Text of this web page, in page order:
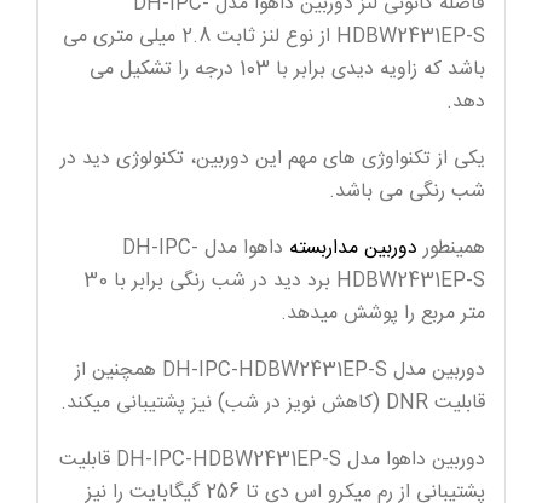
HDBW2431EP-S از نوع لنز ثابت 2.8 میلی متری می
باشد که زاویه دیدی برابر با 103 درجه را تشکیل می
دهد.
یکی از تکنواوژی های مهم این دوربین، تکنولوژی دید در
شب رنگی می باشد.
همینطوردوربین مداربسته
داهوا مدل DH-IPC-
HDBW2431EP-S برد دید در شب رنگی برابر با 30
متر مربع را پوشش میدهد.
دوربین مدل DH-IPC-HDBW2431EP-S همچنین از
قابلیت DNR (کاهش نویز در شب) نیز پشتیبانی میکند.
دوربین داهوا مدل DH-IPC-HDBW2431EP-S قابلیت
پشتیبانی از رم میکرو اس دی تا 256 گیگابایت را نیز